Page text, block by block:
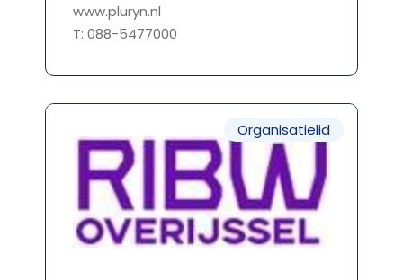
www.pluryn.nl
T: 088-5477000
Organisatielid